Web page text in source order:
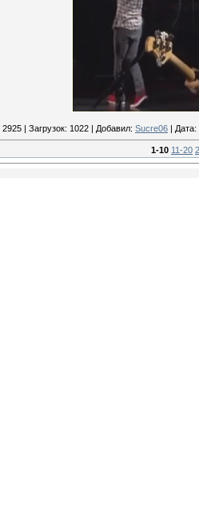
2925 | Загрузок: 1022 | Добавил: Sucre06 | Дата:
1-10 11-20